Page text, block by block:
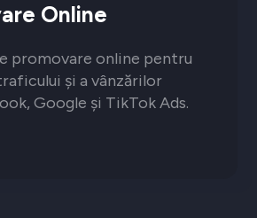
Online
promovare online pentru
și a vânzărilor
Google și TikTok Ads.